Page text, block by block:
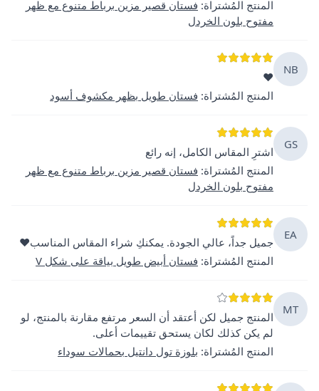
المنتج المُشتراة: فستان قصير مزين برباط متنوع مع ظهر
مفتوح بلون الخردل
NB
❤️
المنتج المُشتراة: فستان طويل بظهر مكشوف أسود
GS
اشترِ المقاس الكامل، إنه رائع
المنتج المُشتراة: فستان قصير مزين برباط متنوع مع ظهر
مفتوح بلون الخردل
EA
جميل جداً، عالي الجودة. يمكنكِ شراء المقاس المناسب❤️
المنتج المُشتراة: فستان أبيض طويل بياقة على شكل V
MT
المنتج جميل لكن أعتقد أن السعر مرتفع مقارنة بالمنتج، لو
لم يكن كذلك لكان يستحق تقييمات أعلى.
المنتج المُشتراة: بلوزة تول دانتيل بحمالات سوداء